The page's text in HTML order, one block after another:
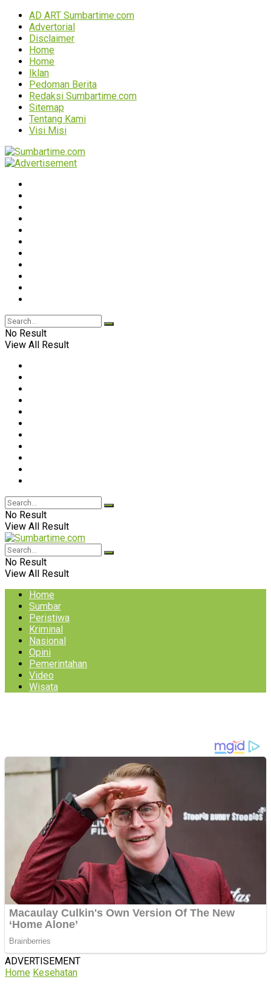
AD ART Sumbartime.com
Advertorial
Disclaimer
Home
Home
Iklan
Pedoman Berita
Redaksi Sumbartime.com
Sitemap
Tentang Kami
Visi Misi
No Result
View All Result
No Result
View All Result
No Result
View All Result
Home
Sumbar
Peristiwa
Kriminal
Nasional
Opini
Pemerintahan
Video
Wisata
ADVERTISEMENT
Home Kesehatan